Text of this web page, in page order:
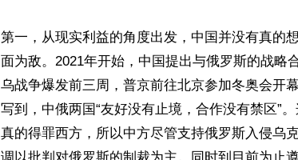
第一，从现实利益的角度出发，中国并没有真的
面为敌。2021年开始，中国提出与俄罗斯的战略
乌战争爆发前三周，普京前往北京参加冬奥会开
写到，中俄两国“友好没有止境，合作没有禁区”
真的得罪西方，所以中方尽管支持俄罗斯入侵乌
调以批判对俄罗斯的制裁为主。同时到目前为止